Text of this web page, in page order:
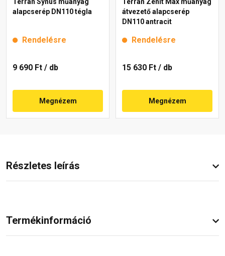
alapcserép DN110 tégla
Rendelésre
9 690 Ft / db
Megnézem
átvezető alapcserép
DN110 antracit
Rendelésre
15 630 Ft / db
Megnézem
Részletes leírás
Termékinformáció